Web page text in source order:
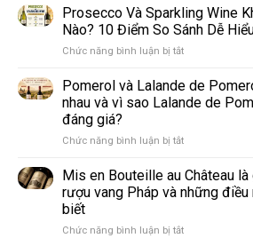
giống
nho
trắng
làm
vang
phổ
thế
Prosecco Và Sparkling Wine
Nào? 10 Điểm So Sánh Dễ
Chức năng bình luận bị tắtở
Sparkling
Wine
Nhau
Thế
Nào?
10
So
Pomerol và Lalande de
nhau và vì sao Lalande de
đáng giá?
Chức năng bình luận bị tắtở
và
Lalande
de
Điểm
Mis en Bouteille au Château là
rượu vang Pháp và những
biết
Chức năng bình luận bị tắtở